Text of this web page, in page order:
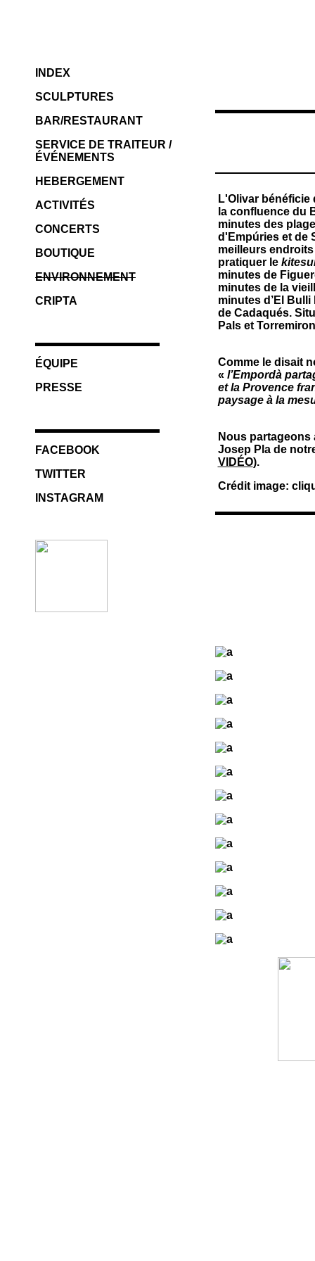
INDEX
SCULPTURES
BAR/RESTAURANT
SERVICE DE TRAITEUR /
ÉVÉNEMENTS
HEBERGEMENT
ACTIVITÉS
CONCERTS
BOUTIQUE
ENVIRONNEMENT
CRIPTA
ÉQUIPE
PRESSE
FACEBOOK
TWITTER
INSTAGRAM
L'Olivar
la confluence du
minutes des
d'Empúries et de
meilleurs
pratiquer le
minutes de
minutes de la
minutes d’El
de Cadaqués.
Pals et
Comme le disait
« l’Empordà
et la Provence
paysage à la
Nous
Josep Pla de
VIDÉO).
Crédit image: